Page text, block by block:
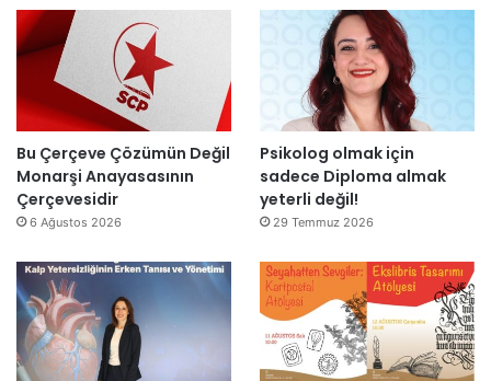
i
t
a
a
m
l
a
n
d
Bu Çerçeve Çözümün Değil
Monarşi Anayasasının
Çerçevesidir
6 Ağustos 2026
Psikolog olmak için
sadece Diploma almak
yeterli değil!
29 Temmuz 2026